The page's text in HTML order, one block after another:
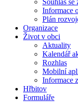
Souhlas
Informace
Plán
Organizace
Život v obci
Aktuality
Kalendář
Rozhlas
Mobilní
Informace
Hřbitov
Formuláře